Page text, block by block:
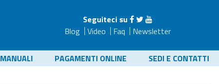
Seguiteci su
Blog
Video Faq Newsletter
MANUALI PAGAMENTI ONLINE SEDI E CONTATTI